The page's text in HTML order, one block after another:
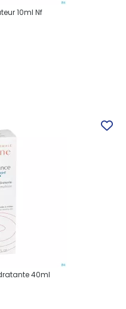
10ml Nf
40ml